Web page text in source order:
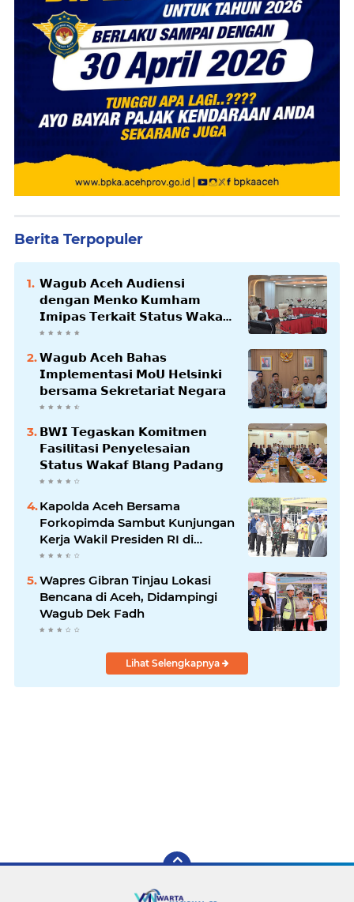
Berita Terpopuler
𝗪𝗮𝗴𝘂𝗯 𝗔𝗰𝗲𝗵 𝗔𝘂𝗱𝗶𝗲𝗻𝘀𝗶
𝗱𝗲𝗻𝗴𝗮𝗻 𝗠𝗲𝗻𝗸𝗼 𝗞𝘂𝗺𝗵𝗮𝗺
𝗜𝗺𝗶𝗽𝗮𝘀 𝗧𝗲𝗿𝗸𝗮𝗶𝘁 𝗦𝘁𝗮𝘁𝘂𝘀 𝗪𝗮𝗸𝗮𝗳
𝗕𝗹𝗮𝗻𝗴𝗽𝗮𝗱𝗮𝗻𝗴
𝗪𝗮𝗴𝘂𝗯 𝗔𝗰𝗲𝗵 𝗕𝗮𝗵𝗮𝘀
𝗜𝗺𝗽𝗹𝗲𝗺𝗲𝗻𝘁𝗮𝘀𝗶 𝗠𝗼𝗨 𝗛𝗲𝗹𝘀𝗶𝗻𝗸𝗶
𝗯𝗲𝗿𝘀𝗮𝗺𝗮 𝗦𝗲𝗸𝗿𝗲𝘁𝗮𝗿𝗶𝗮𝘁 𝗡𝗲𝗴𝗮𝗿𝗮
𝗕𝗪𝗜 𝗧𝗲𝗴𝗮𝘀𝗸𝗮𝗻 𝗞𝗼𝗺𝗶𝘁𝗺𝗲𝗻
𝗙𝗮𝘀𝗶𝗹𝗶𝘁𝗮𝘀𝗶 𝗣𝗲𝗻𝘆𝗲𝗹𝗲𝘀𝗮𝗶𝗮𝗻
𝗦𝘁𝗮𝘁𝘂𝘀 𝗪𝗮𝗸𝗮𝗳 𝗕𝗹𝗮𝗻𝗴 𝗣𝗮𝗱𝗮𝗻𝗴
Kapolda Aceh Bersama
Forkopimda Sambut Kunjungan
Kerja Wakil Presiden RI di
Kabupaten Bireuen
Wapres Gibran Tinjau Lokasi
Bencana di Aceh, Didampingi
Wagub Dek Fadh
Lihat Selengkapnya